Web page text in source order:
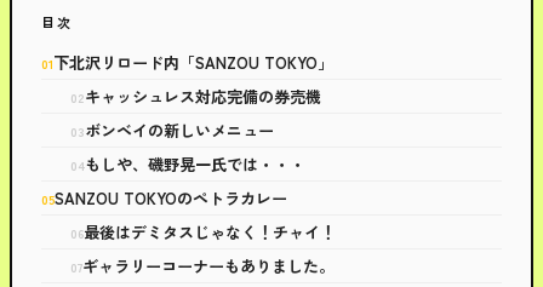
目次
下北沢リロード内「SANZOU TOKYO」
キャッシュレス対応完備の券売機
ボンベイの新しいメニュー
もしや、磯野晃一氏では・・・
SANZOU TOKYOのペトラカレー
最後はデミタスじゃなく！チャイ！
ギャラリーコーナーもありました。